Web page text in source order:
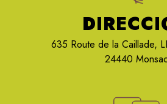
635 Route de la Caillade,
24440